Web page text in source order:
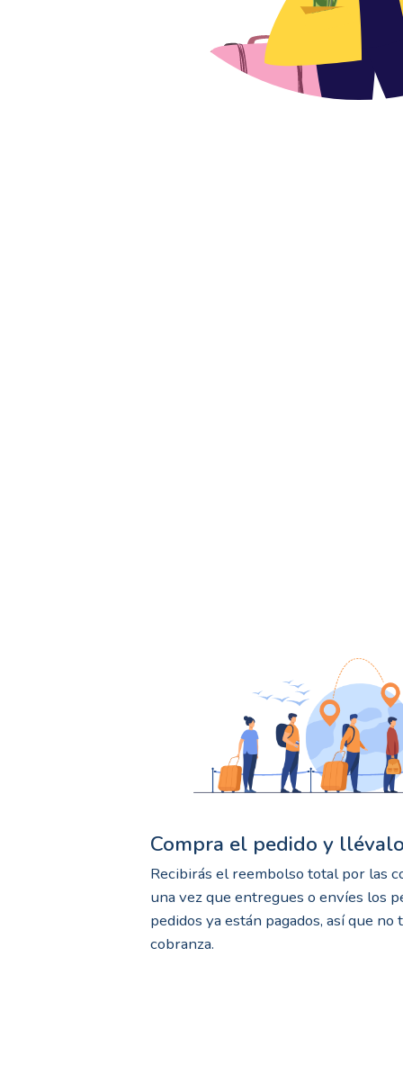
Compra el pedido y
Recibirás el reembolso total por las
una vez que entregues o envíes los
pedidos ya están pagados, así que
cobranza.